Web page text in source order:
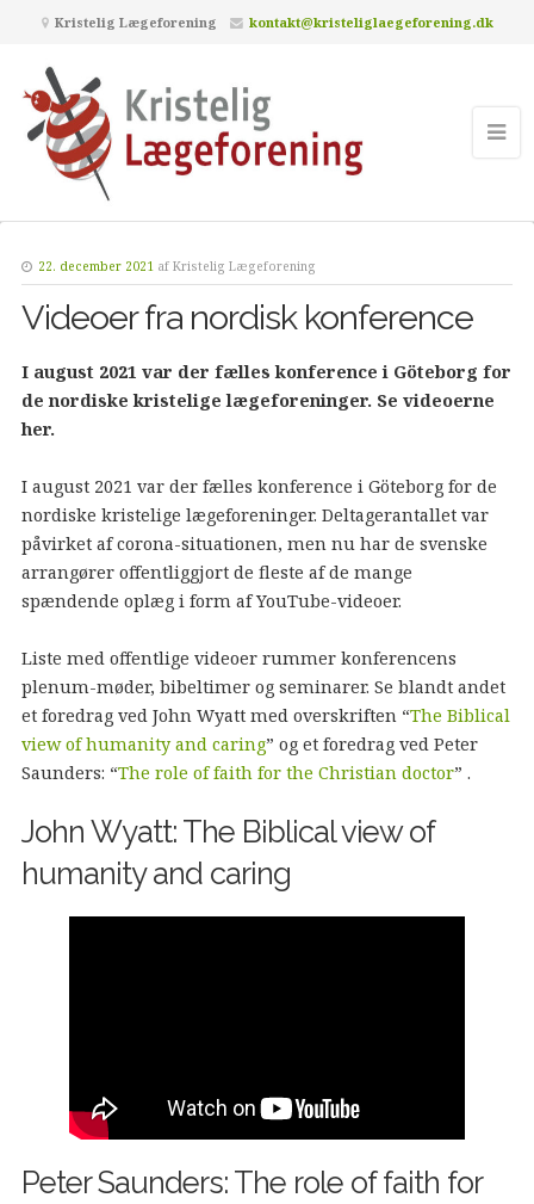
Kristelig Lægeforening kontakt@kristeliglaegeforening.dk
22. december 2021 afKristelig Lægeforening
Videoer fra nordisk konference
I august 2021 var der fælles konference i Göteborg for
de nordiske kristelige lægeforeninger. Se videoerne
her.
I august 2021 var der fælles konference i Göteborg for de
nordiske kristelige lægeforeninger. Deltagerantallet var
påvirket af corona-situationen, men nu har de svenske
arrangører offentliggjort de fleste af de mange
spændende oplæg i form af YouTube-videoer.
Liste med offentlige videoer rummer konferencens
plenum-møder, bibeltimer og seminarer. Se blandt andet
et foredrag ved John Wyatt med overskriften “The Biblical
view of humanity and caring” og et foredrag ved Peter
Saunders: “The role of faith for the Christian doctor” .
John Wyatt: The Biblical view of
humanity and caring
Peter Saunders: The role of faith for